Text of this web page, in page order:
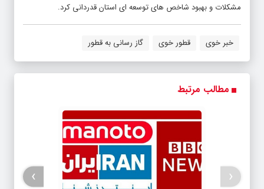
مشکلات و بهبود شاخص های توسعه ای استان قدردانی کرد.
خبر خوی قطور خوی گاز رسانی به قطور
مطالب مرتبط
‹
›